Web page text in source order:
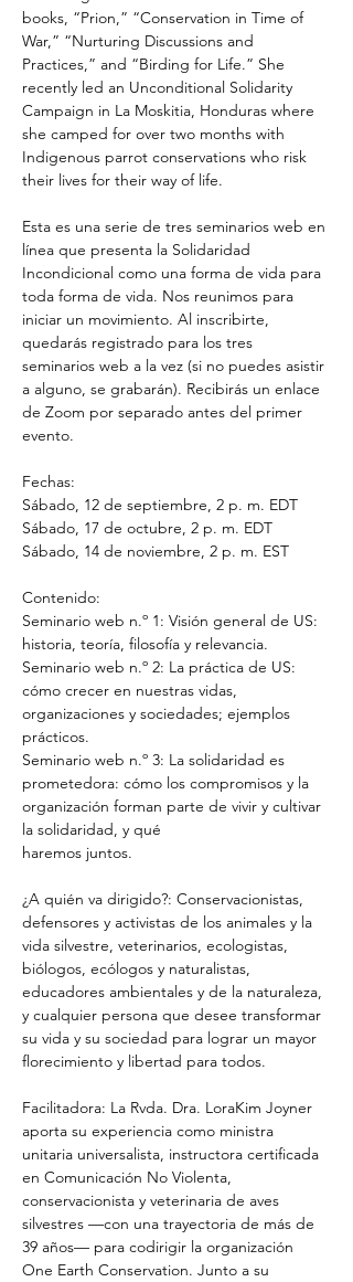
books, “Prion,” “Conservation in Time of
War,” “Nurturing Discussions and
Practices,” and “Birding for Life.” She
recently led an Unconditional Solidarity
Campaign in La Moskitia, Honduras where
she camped for over two months with
Indigenous parrot conservations who risk
their lives for their way of life.
Esta es una serie de tres seminarios web en
línea que presenta la Solidaridad
Incondicional como una forma de vida para
toda forma de vida. Nos reunimos para
iniciar un movimiento. Al inscribirte,
quedarás registrado para los tres
seminarios web a la vez (si no puedes asistir
a alguno, se grabarán). Recibirás un enlace
de Zoom por separado antes del primer
evento.
Fechas:
Sábado, 12 de septiembre, 2 p. m. EDT
Sábado, 17 de octubre, 2 p. m. EDT
Sábado, 14 de noviembre, 2 p. m. EST
Contenido:
Seminario web n.º 1: Visión general de US:
historia, teoría, filosofía y relevancia.
Seminario web n.º 2: La práctica de US:
cómo crecer en nuestras vidas,
organizaciones y sociedades; ejemplos
prácticos.
Seminario web n.º 3: La solidaridad es
prometedora: cómo los compromisos y la
organización forman parte de vivir y cultivar
la solidaridad, y qué
haremos juntos.
¿A quién va dirigido?: Conservacionistas,
defensores y activistas de los animales y la
vida silvestre, veterinarios, ecologistas,
biólogos, ecólogos y naturalistas,
educadores ambientales y de la naturaleza,
y cualquier persona que desee transformar
su vida y su sociedad para lograr un mayor
florecimiento y libertad para todos.
Facilitadora: La Rvda. Dra. LoraKim Joyner
aporta su experiencia como ministra
unitaria universalista, instructora certificada
en Comunicación No Violenta,
conservacionista y veterinaria de aves
silvestres —con una trayectoria de más de
39 años— para codirigir la organización
One Earth Conservation. Junto a su